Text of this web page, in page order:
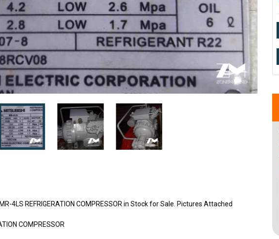
4LS REFRIGERATION COMPRESSOR in Stock for Sale. Pictures Attached
COMPRESSOR